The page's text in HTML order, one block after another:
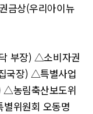
상(우리아이뉴
부장) △소비자권
국장) △특별사업
△농림축산보도위
위원회 오동명